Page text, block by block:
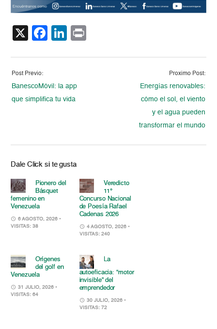
X Facebook
LinkedIn
Post Previo:
BanescoMóvil: la app
que simplifica tu vida
Proximo Post:
Energías renovables:
cómo el sol, el viento
y el agua pueden
transformar el mundo
Dale Click si te gusta
Pionero del
Básquet
femenino en
Venezuela
6 AGOSTO, 2026 •
VISITAS: 38
Veredicto
11°
Concurso Nacional
de Poesía Rafael
Cadenas 2026
4 AGOSTO, 2026 •
VISITAS: 240
Orígenes
del golf en
Venezuela
31 JULIO, 2026 •
VISITAS: 64
La
autoeficacia: “motor
invisible” del
emprendedor
30 JULIO, 2026 •
VISITAS: 72